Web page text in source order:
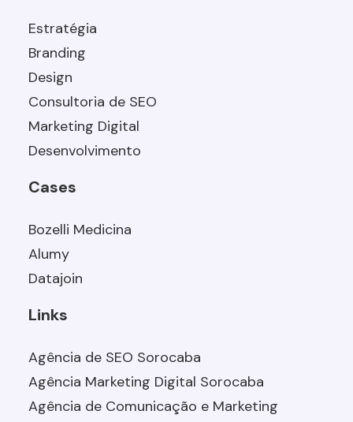
Estratégia
Branding
Design
Consultoria de SEO
Marketing Digital
Desenvolvimento
Cases
Bozelli Medicina
Alumy
Datajoin
Links
Agência de SEO Sorocaba
Agência Marketing Digital Sorocaba
Agência de Comunicação e Marketing